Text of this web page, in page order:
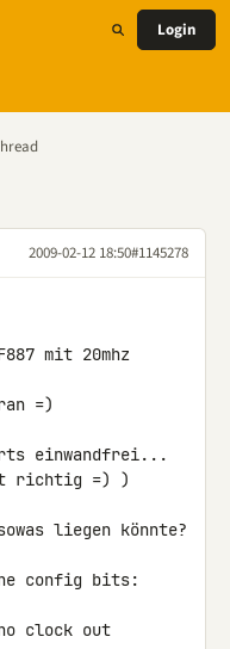
Login
2009-02-12 18:50#1145278
mit 20mhz
=)
einwandfrei...
richtig =) )
liegen könnte?
config bits:
clock out